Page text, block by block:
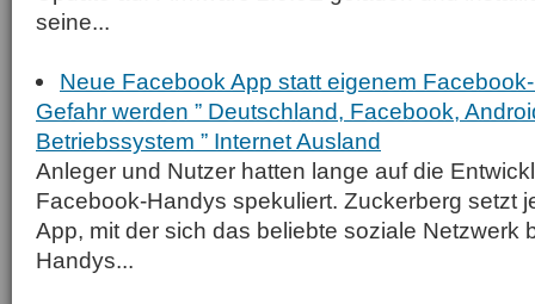
seine...
Neue Facebook App statt eigenem
Gefahr werden ” Deutschland, Facebook,
Betriebssystem ” Internet Ausland
Anleger und Nutzer hatten lange auf die
Facebook-Handys spekuliert. Zuckerberg setzt
App, mit der sich das beliebte soziale Netzwerk
Handys...